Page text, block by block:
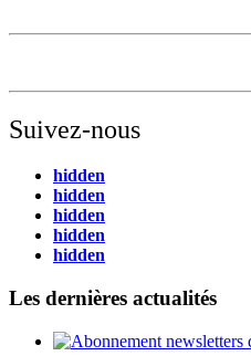
Suivez-nous
hidden
hidden
hidden
hidden
hidden
Les dernières actualités